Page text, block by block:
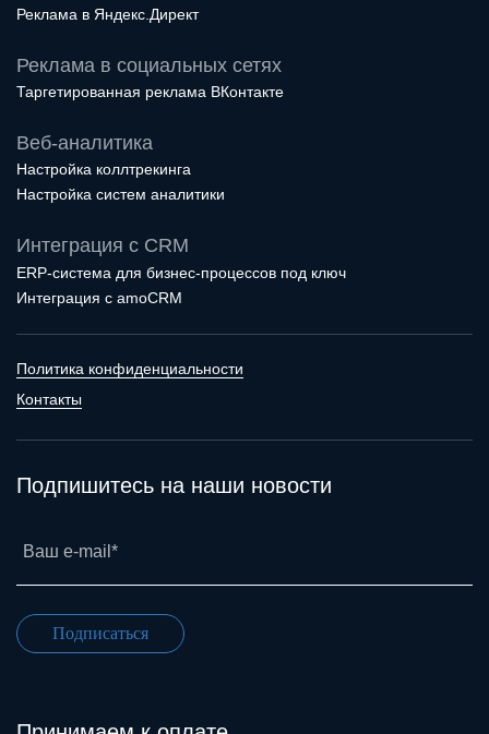
Реклама в Яндекс.Директ
Реклама в социальных сетях
Таргетированная реклама ВКонтакте
Веб-аналитика
Настройка коллтрекинга
Настройка систем аналитики
Интеграция с CRM
ERP-система для бизнес-процессов под ключ
Интеграция с amoCRM
Политика конфиденциальности
Контакты
Подпишитесь на наши новости
Ваш e-mail*
Подписаться